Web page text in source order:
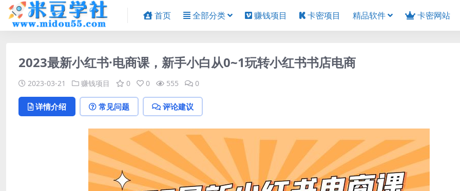
首页 全部分类 赚钱项目 卡密项目 精品软件 卡密网站
2023最新小红书·电商课，新手小白从0~1玩转小红书书店电商
2023-03-21 赚钱项目 0 0 555 0
详情介绍 常见问题 评论建议